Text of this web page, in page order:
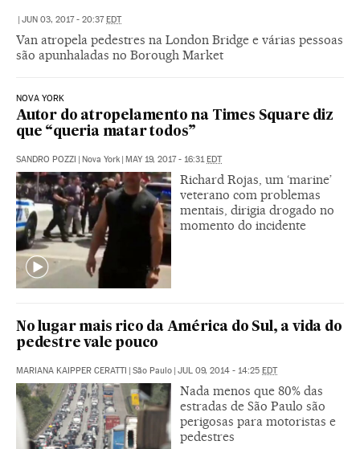
| JUN 03, 2017 - 20:37EDT
Van atropela pedestres na London Bridge e várias pessoas
são apunhaladas no Borough Market
NOVA YORK
Autor do atropelamento na Times Square diz
que “queria matar todos”
SANDRO POZZI | Nova York | MAY 19, 2017 - 16:31EDT
Richard Rojas, um ‘marine’
veterano com problemas
mentais, dirigia drogado no
momento do incidente
No lugar mais rico da América do Sul, a vida do
pedestre vale pouco
MARIANA KAIPPER CERATTI | São Paulo | JUL 09, 2014 - 14:25 EDT
Nada menos que 80% das
estradas de São Paulo são
perigosas para motoristas e
pedestres